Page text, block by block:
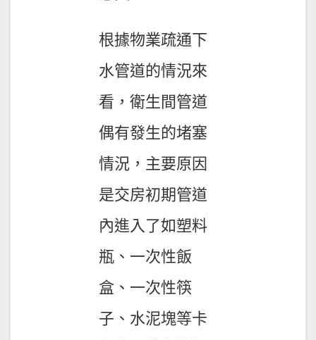
根據物業疏通下
水管道的情況來
看，衛生間管道
偶有發生的堵塞
情況，主要原因
是交房初期管道
內進入了如塑料
瓶、一次性飯
盒、一次性筷
子、水泥塊等卡